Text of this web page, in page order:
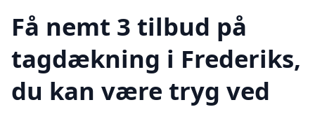
Få nemt 3 tilbud på
tagdækning i Frederiks,
du kan være tryg ved